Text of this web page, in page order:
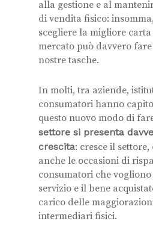
alla gestione e al
di vendita fisico:
scegliere la migliore
mercato può davvero
nostre tasche.
In molti, tra aziende,
consumatori hanno
questo nuovo modo di
settore si presenta
crescita: cresce il
anche le occasioni di
consumatori che
servizio e il bene
carico delle
intermediari fisici.